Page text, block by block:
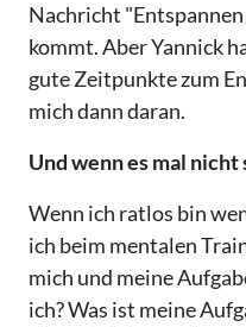
Nachricht "Entspannen
kommt. Aber Yannick
gute Zeitpunkte zum
mich dann daran.
Und wenn es mal nicht
Wenn ich ratlos bin
ich beim mentalen
mich und meine
ich? Was ist meine